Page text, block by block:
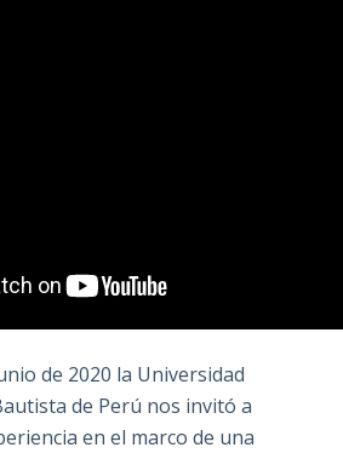
de 2020 la Universidad
de Perú nos invitó a
en el marco de una